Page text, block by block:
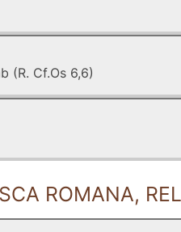
(R. Cf.Os 6,6)
ROMANA,